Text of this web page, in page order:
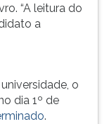
“A leitura do
a
o
dia 1º de
.